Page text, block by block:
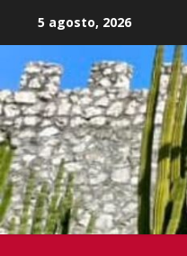
content
5 agosto, 2026